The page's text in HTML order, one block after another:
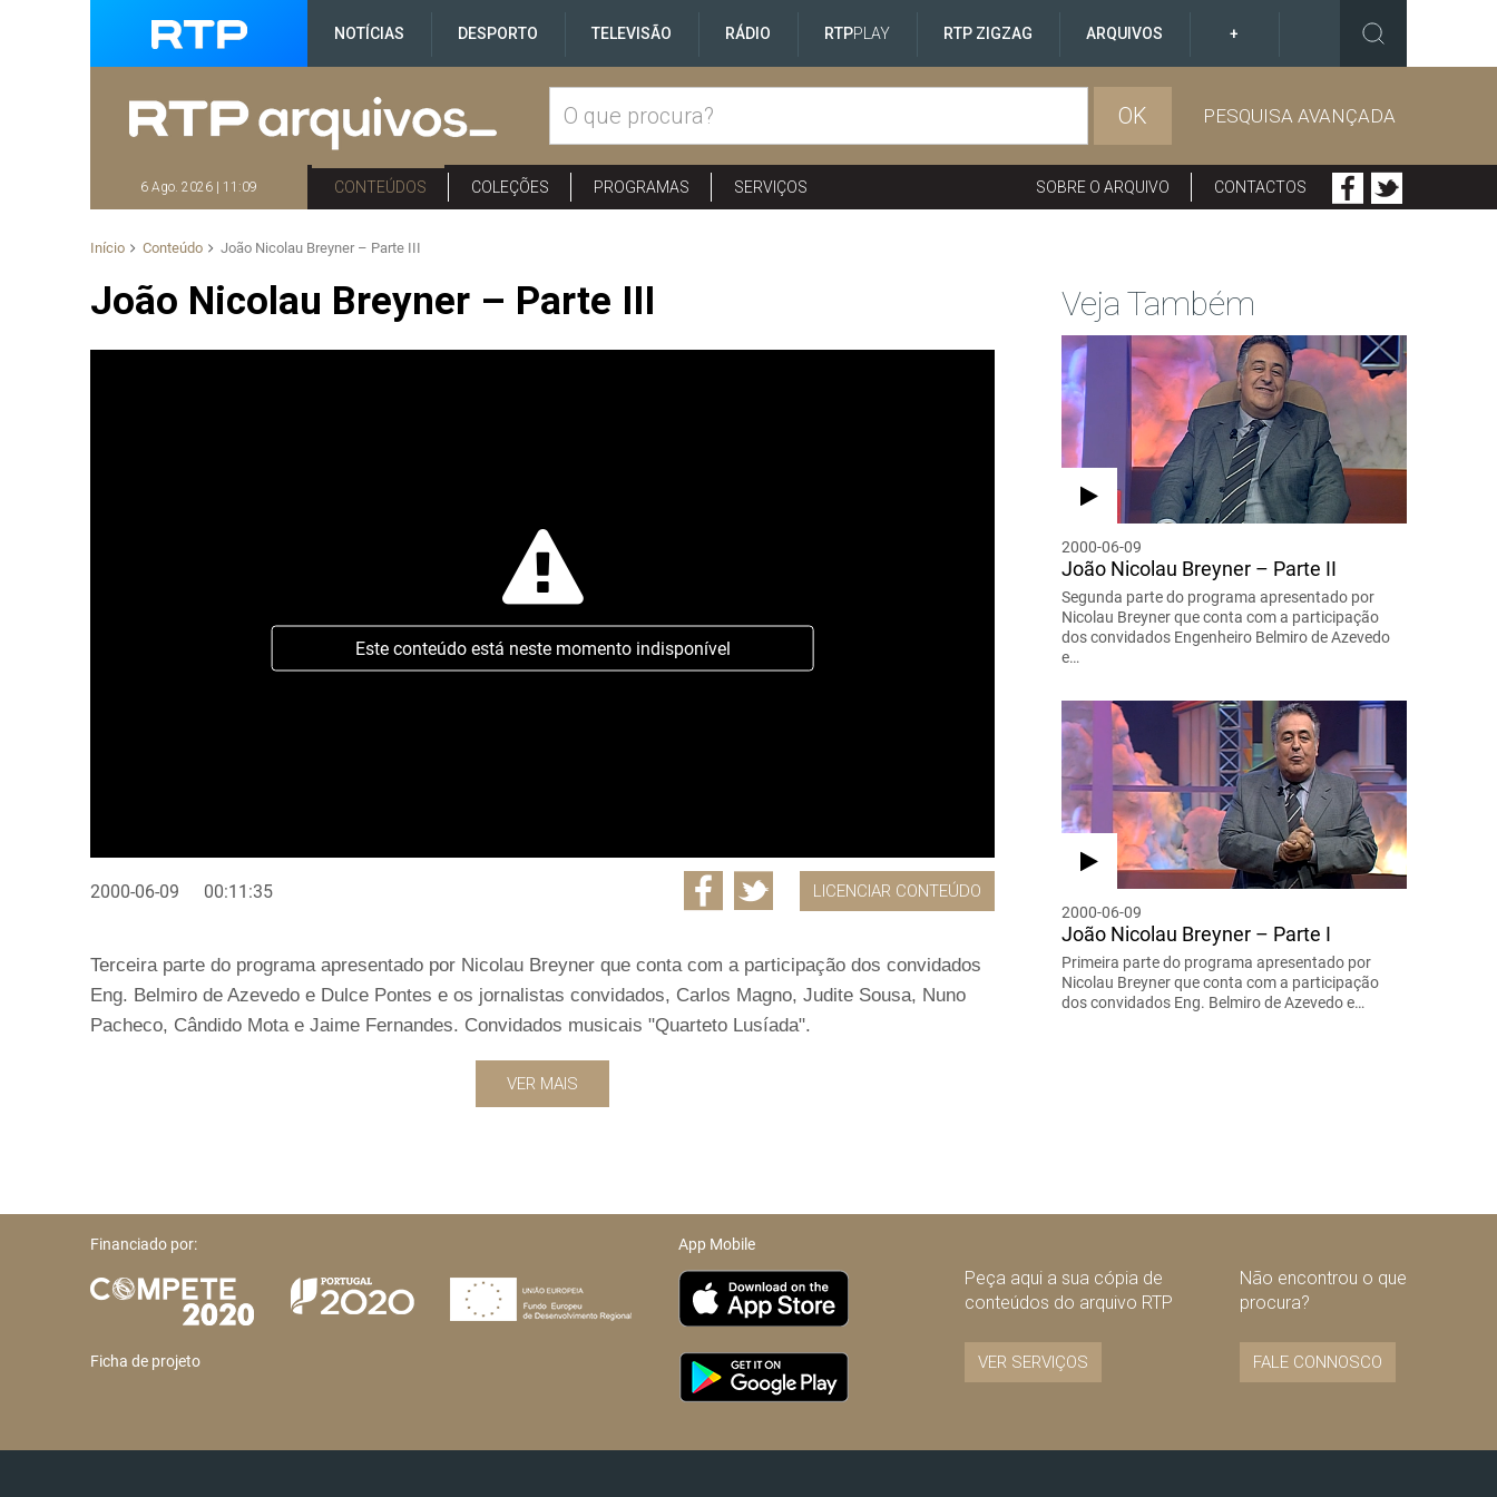
NOTÍCIAS DESPORTO TELEVISÃO RÁDIO RTPPLAY RTP ZIGZAG ARQUIVOS +
OK PESQUISA AVANÇADA
6 Ago. 2026 | 11:09 CONTEÚDOS COLEÇÕES PROGRAMAS SERVIÇOS SOBRE O ARQUIVO CONTACTOS
Início Conteúdo João Nicolau Breyner – Parte III
João Nicolau Breyner – Parte III
Este conteúdo está neste momento indisponível
2000-06-09 00:11:35 LICENCIAR CONTEÚDO
Terceira parte do programa apresentado por Nicolau Breyner que conta com a participação dos convidados
Eng. Belmiro de Azevedo e Dulce Pontes e os jornalistas convidados, Carlos Magno, Judite Sousa, Nuno
Pacheco, Cândido Mota e Jaime Fernandes. Convidados musicais "Quarteto Lusíada".
VER MAIS
Veja Também
2000-06-09
João Nicolau Breyner – Parte II
Segunda parte do programa apresentado por
Nicolau Breyner que conta com a participação
dos convidados Engenheiro Belmiro de Azevedo
e…
2000-06-09
João Nicolau Breyner – Parte I
Primeira parte do programa apresentado por
Nicolau Breyner que conta com a participação
dos convidados Eng. Belmiro de Azevedo e…
Financiado por:
Ficha de projeto
App Mobile
Peça aqui a sua cópia de
conteúdos do arquivo RTP
VER SERVIÇOS
Não encontrou o que
procura?
FALE CONNOSCO